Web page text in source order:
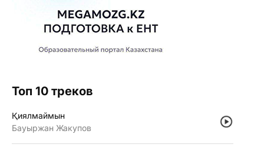
Топ 10 треков
Қиялмаймын
Бауыржан Жакупов